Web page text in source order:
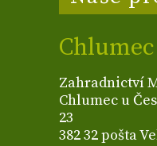
Chlumec
Zahradnictví
Chlumec u
23
382 32 pošta